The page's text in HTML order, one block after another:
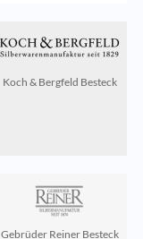
Koch & Bergfeld Besteck
Gebrüder Reiner Besteck